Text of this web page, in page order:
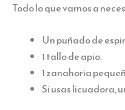
Todo lo que vamos a
Un puñado de
1 tallo de apio.
1 zanahoria
Si usas licuadora,